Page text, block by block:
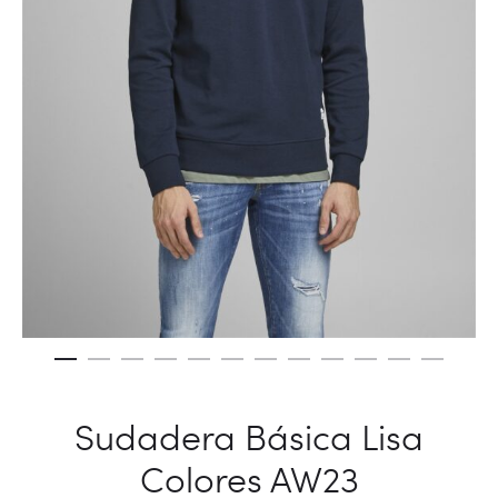
Sudadera Básica Lisa
Colores AW23